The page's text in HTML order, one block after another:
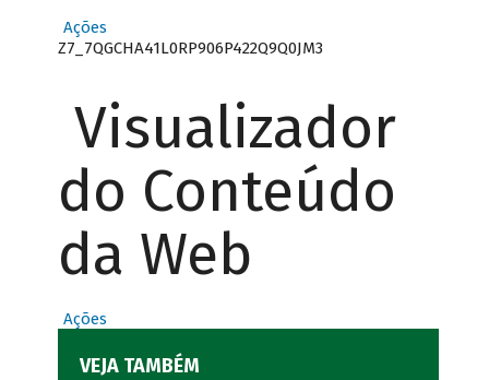
Ações
Z7_7QGCHA41L0RP906P422Q9Q0JM3
Visualizador
do Conteúdo
da Web
Ações
VEJA TAMBÉM